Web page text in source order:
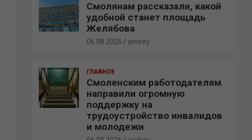
Смолянам рассказали, какой
удобной станет площадь
Желябова
06.08.2026 andrey
ГЛАВНОЕ
Смоленским работодателям
направили огромную
поддержку на
трудоустройство инвалидов
и молодежи